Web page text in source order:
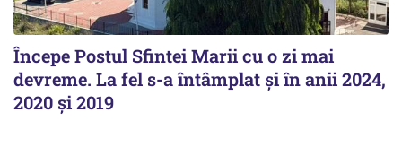
Începe Postul Sfintei Marii cu o zi mai
devreme. La fel s-a întâmplat și în anii 2024,
2020 și 2019